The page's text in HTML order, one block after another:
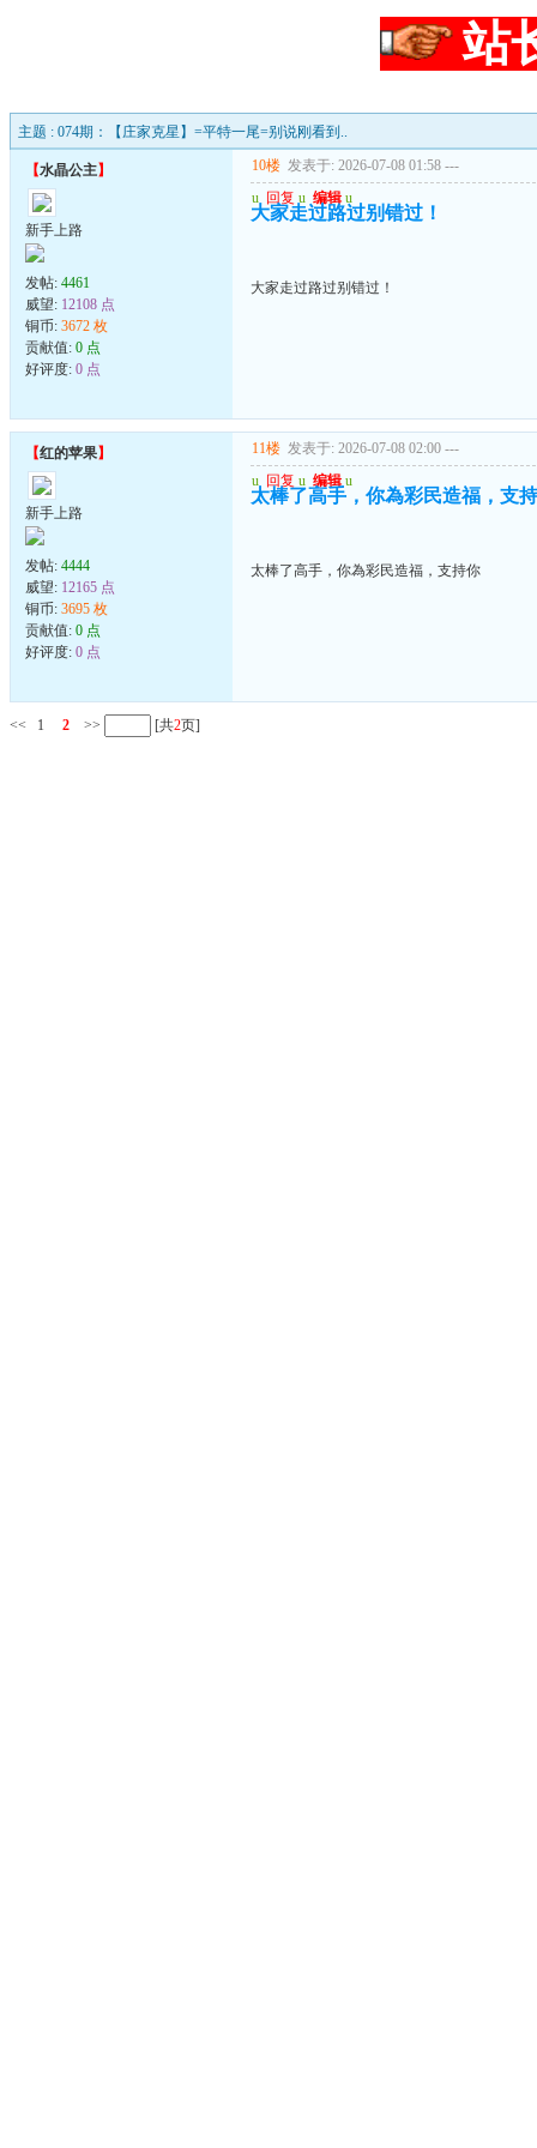
站
主题 : 074期：【庄家克星】=平特一尾=别说刚看到..
【水晶公主】
新手上路
发帖: 4461
威望: 12108 点
铜币: 3672 枚
贡献值: 0 点
好评度: 0 点
10楼 发表于: 2026-07-08 01:58 ---
u 回复 u 编辑 u
大家走过路过别错过！
大家走过路过别错过！
【红的苹果】
新手上路
发帖: 4444
威望: 12165 点
铜币: 3695 枚
贡献值: 0 点
好评度: 0 点
11楼 发表于: 2026-07-08 02:00 ---
u 回复 u 编辑 u
太棒了高手，你為彩民造福，支
太棒了高手，你為彩民造福，支持你
<< 1 2 >> [共2页]